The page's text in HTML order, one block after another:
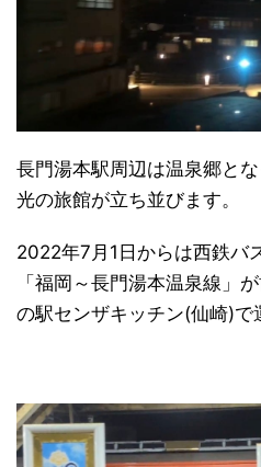
長門湯本駅周辺は温泉郷と
光の旅館が立ち並びます。
2022年7月1日からは西鉄バ
「福岡～長門湯本温泉線」
の駅センザキッチン(仙崎)で